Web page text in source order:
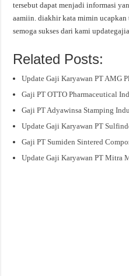
tersebut dapat menjadi informasi
aamiin. diakhir kata mimin
semoga sukses dari kami
Related Posts:
Update Gaji Karyawan PT AMG
Gaji PT OTTO Pharmaceutical
Gaji PT Adyawinsa Stamping
Update Gaji Karyawan PT
Gaji PT Sumiden Sintered
Update Gaji Karyawan PT Mitra